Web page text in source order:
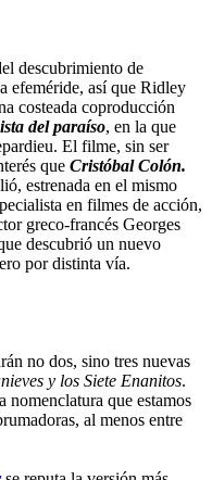
descubrimiento de
efeméride, así que Ridley
costeada coproducción
del paraíso, en la que
El filme, sin ser
que Cristóbal Colón.
estrenada en el mismo
en filmes de acción,
greco-francés Georges
descubrió un nuevo
por distinta vía.
no dos, sino tres nuevas
y los Siete Enanitos.
nomenclatura que estamos
al menos entre